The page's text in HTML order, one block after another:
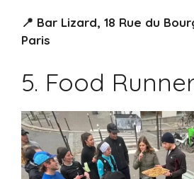
📍 Bar Lizard, 18 Rue du
Paris
5. Food